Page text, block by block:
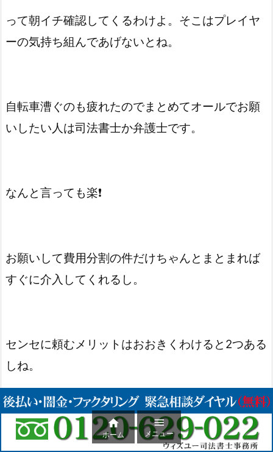
って朝イチ確認してくるわけよ。そこはプレイヤ
ーの気持ち組んであげないとね。
自転車漕ぐのも疲れたのでまとめてオールでお願
いしたい人は司法書士か弁護士です。
なんと言っても楽❗️
お願いして費用分割の件だけちゃんとまとまれば
すぐに介入してくれるし。
センセに頼むメリットはおおきくわけると2つある
しね。
・会社とか緊急に電話されてもセンセに泣きつい

ホーム

メニュー